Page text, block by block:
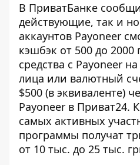
В ПриватБанке
действующие, так и
аккаунтов Payoneer
кэшбэк от 500 до 2000
средства с Payoneer
лица или валютный
$500 (в эквиваленте)
Payoneer в Приват24.
самых активных
программы получат
от 10 тыс. до 25 тыс.